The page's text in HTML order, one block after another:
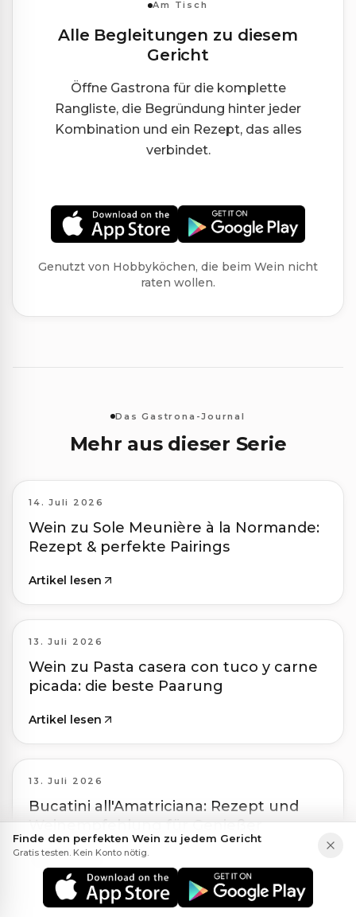
Am Tisch
Alle Begleitungen zu diesem
Gericht
Öffne Gastrona für die komplette
Rangliste, die Begründung hinter jeder
Kombination und ein Rezept, das alles
verbindet.
Genutzt von Hobbyköchen, die beim Wein nicht
raten wollen.
Das Gastrona-Journal
Mehr aus dieser Serie
14. Juli 2026
Wein zu Sole Meunière à la Normande:
Rezept & perfekte Pairings
Artikel lesen
13. Juli 2026
Wein zu Pasta casera con tuco y carne
picada: die beste Paarung
Artikel lesen
13. Juli 2026
Bucatini all'Amatriciana: Rezept und
Weinempfehlung für Genießer
Artikel lesen
Finde den perfekten Wein zu jedem Gericht
Gratis testen. Kein Konto nötig.